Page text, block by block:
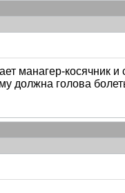
манагер-косячник и
должна голова